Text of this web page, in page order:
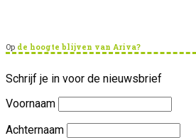
Op de hoogte blijven van Ariva?
Schrijf je in voor de nieuwsbrief
Voornaam
Achternaam